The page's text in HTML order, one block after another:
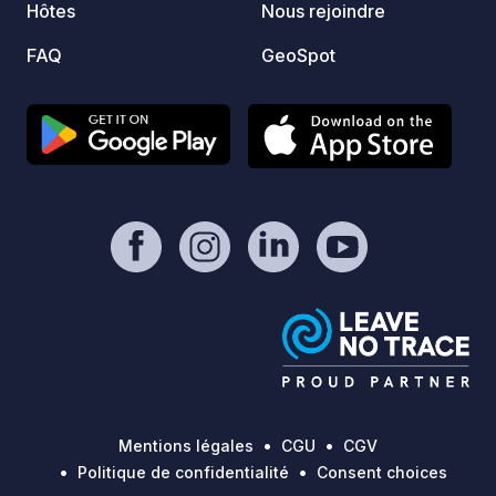
Hôtes
FAQ
Nous rejoindre
GeoSpot
Mentions légales CGU
CGV
Politique de confidentialité
Consent choices